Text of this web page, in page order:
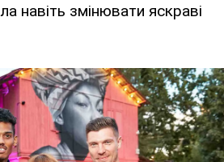
навіть змінювати яскраві